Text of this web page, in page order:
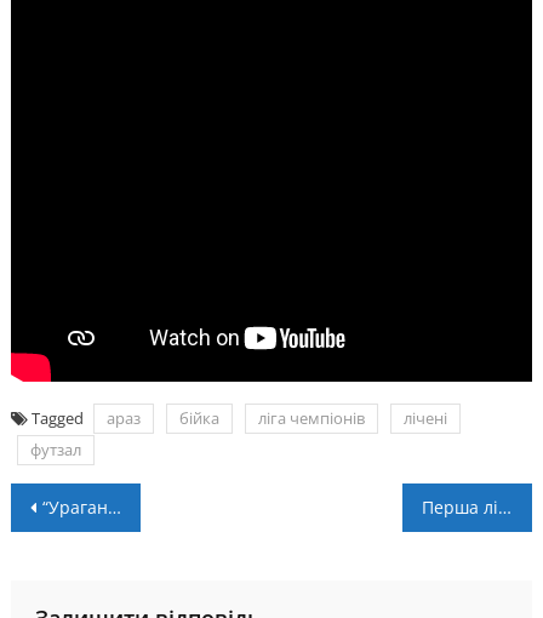
Tagged араз бійка ліга чемпіонів
лічені
футзал
Навігація
“Ураган” – “Юнайтед Галац” – 2:0. Три з трьох Перша ліга. Прикарпаття-ДЮСШ №3 – Львів-Янтарочка – 2:0